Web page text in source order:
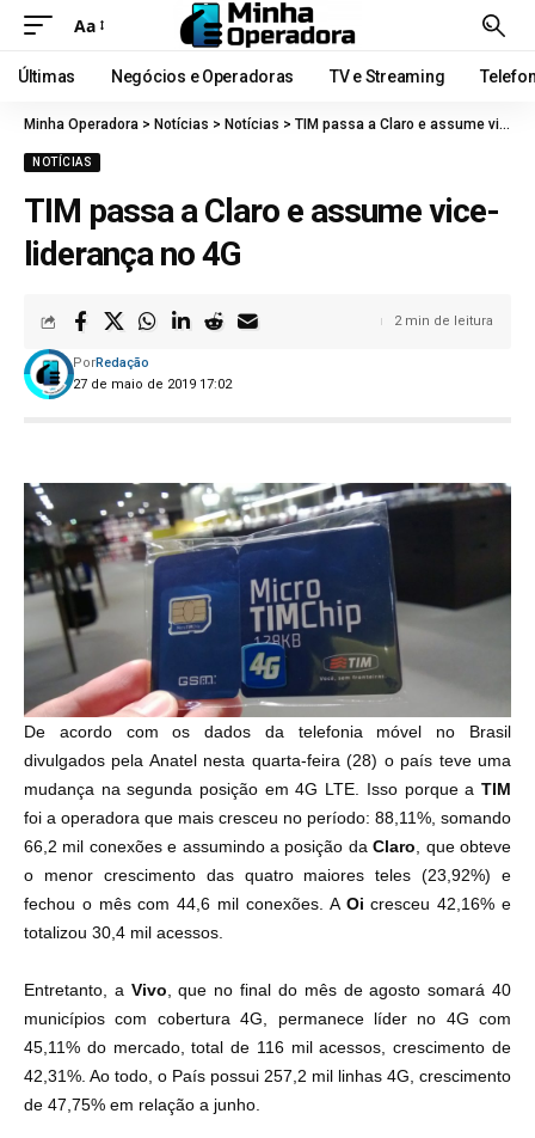
Aa
Últimas Negócios e Operadoras TV e Streaming
Minha Operadora > Notícias > Notícias > TIM passa a Claro e assume vice-liderança no 4G
NOTÍCIAS
TIM passa a Claro e assume vice-
liderança no 4G
27 de maio de 2019 17:02
PorRedação
2 min de leitura
De acordo com osdados da telefonia móvel no Brasil
divulgados pela Anatelnesta quarta-feira (28) o país teve uma
mudança na segunda posição em 4G LTE. Isso porque a TIM
foi a operadora que mais cresceu no período: 88,11%, somando
66,2 mil conexões e assumindo a posição daClaro , que obteve
o menor crescimento das quatro maiores teles (23,92%) e
fechou o mês com 44,6 mil conexões. A Oi cresceu 42,16% e
totalizou 30,4 mil acessos.
Entretanto, a Vivo , que no final do mês de agosto somará 40
municípios com cobertura 4G, permanece líder no 4G com
45,11% do mercado, total de 116 mil acessos, crescimento de
42,31%. Ao todo, o País possui 257,2 mil linhas 4G, crescimento
de 47,75% em relação a junho.